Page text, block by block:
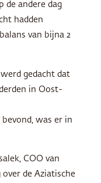
de andere dag
hadden
van bijna 2
gedacht dat
in Oost-
was er in
COO van
over de Aziatische